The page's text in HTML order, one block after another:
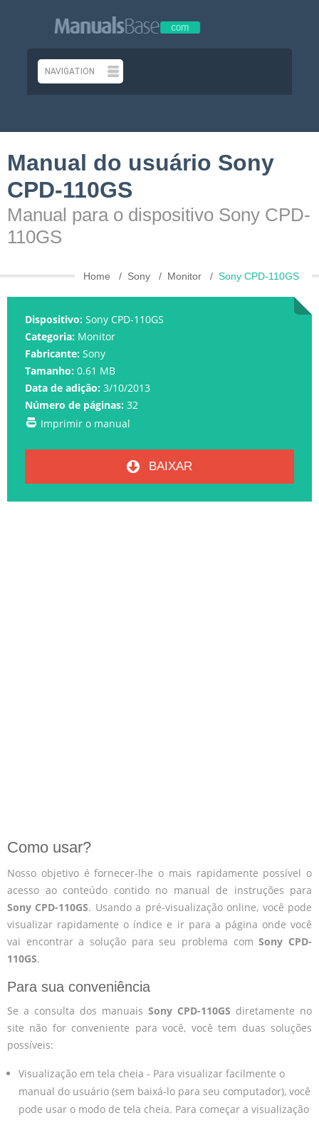
Manual do usuário Sony
CPD-110GS
Manual para o dispositivo Sony CPD-
110GS
Home Sony Monitor Sony CPD-110GS
Dispositivo: Sony CPD-110GS
Categoria: Monitor
Fabricante: Sony
Tamanho: 0.61 MB
Data de adição: 3/10/2013
Número de páginas: 32
Imprimir o manual
BAIXAR
Como usar?
Nosso objetivo é fornecer-lhe o mais rapidamente possível o
acesso ao conteúdo contido no manual de instruções para
Sony CPD-110GS. Usando a pré-visualização online, você pode
visualizar rapidamente o índice e ir para a página onde você
vai encontrar a solução para seu problema comSony CPD-
110GS.
Para sua conveniência
Se a consulta dos manuais Sony CPD-110GS diretamente no
site não for conveniente para você, você tem duas soluções
possíveis:
Visualização em tela cheia - Para visualizar facilmente o
manual do usuário (sem baixá-lo para seu computador), você
pode usar o modo de tela cheia. Para começar a visualização